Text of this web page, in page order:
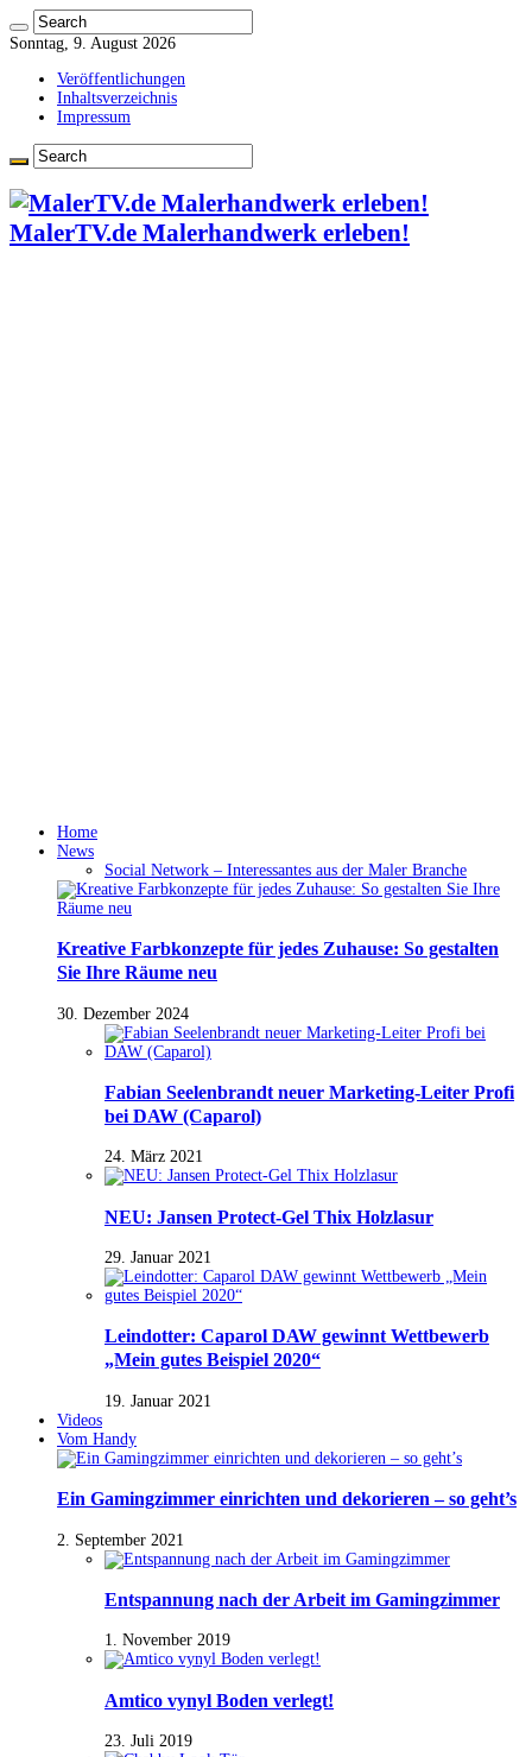
Sonntag, 9. August 2026
Veröffentlichungen
Inhaltsverzeichnis
Impressum
MalerTV.de Malerhandwerk erleben!
Home
News
Social Network – Interessantes aus der Maler Branche
Kreative Farbkonzepte für jedes Zuhause: So gestalten
Sie Ihre Räume neu
30. Dezember 2024
Fabian Seelenbrandt neuer Marketing-Leiter Profi
bei DAW (Caparol)
24. März 2021
NEU: Jansen Protect-Gel Thix Holzlasur
29. Januar 2021
Leindotter: Caparol DAW gewinnt Wettbewerb
„Mein gutes Beispiel 2020“
19. Januar 2021
Videos
Vom Handy
Ein Gamingzimmer einrichten und dekorieren – so geht’s
2. September 2021
Entspannung nach der Arbeit im Gamingzimmer
1. November 2019
Amtico vynyl Boden verlegt!
23. Juli 2019